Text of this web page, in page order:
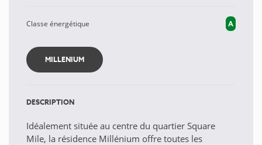
Classe énergétique A
MILLENIUM
DESCRIPTION
Idéalement située au centre du quartier Square
Mile, la résidence Millénium offre toutes les